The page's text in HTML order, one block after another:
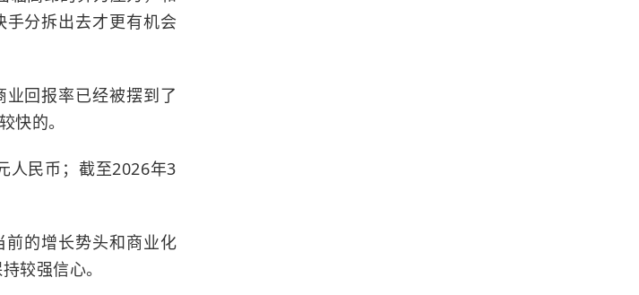
分拆出去才更有机会
回报率已经被摆到了
快的。
人民币；截至2026年3
的增长势头和商业化
较强信心。